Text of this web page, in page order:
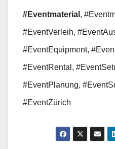
#Eventmaterial ,
#EventVerleih,
#EventEquipment,
#EventRental,
#EventPlanung,
#EventZürich